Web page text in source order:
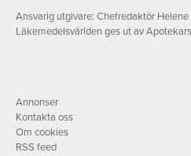
Ansvarig utgivare: Chefredaktör Helene
Läkemedelsvärlden ges ut av
Annonser
Kontakta oss
Om cookies
RSS feed